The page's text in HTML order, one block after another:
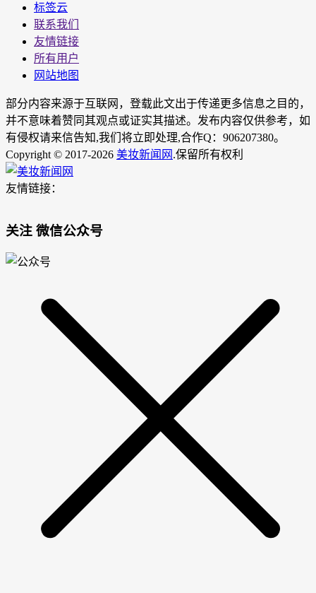
标签云
联系我们
友情链接
所有用户
网站地图
部分内容来源于互联网，登载此文出于传递更多信息之目的，
并不意味着赞同其观点或证实其描述。发布内容仅供参考，如
有侵权请来信告知,我们将立即处理,合作Q：906207380。
Copyright © 2017-2026 美妆新闻网 .保留所有权利
友情链接：
关注 微信公众号